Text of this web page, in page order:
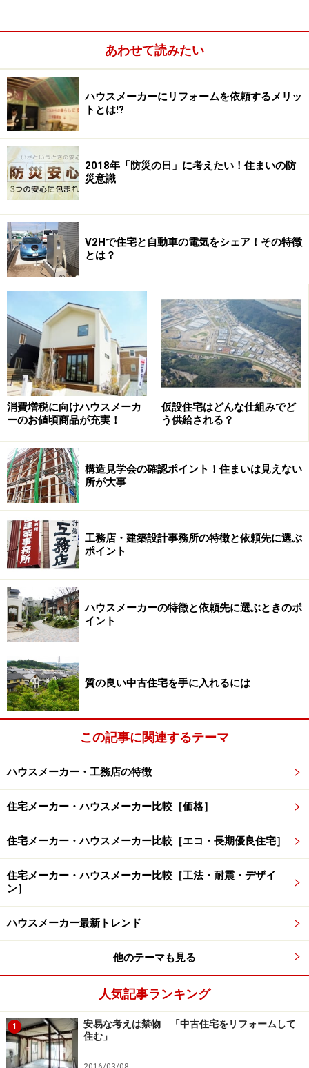
来年10月の消費税率10％へのアップ、相続税の改正など、こ
れからは私たちの暮らしの中で税負担がより重くのしかかり
そう。住まいの中で何か対策をしたいものだ
太陽光発電システムの搭載は環境保全が重要視される
今、最もホットな選択肢の一つです。補助金制度が充実
しいますし、現在ではパネルの効率向上や設置の仕方が
工夫されているため、標準的な建物であっても平均で容
量4kwくらいは屋根の上に載せられるようになりまし
た。
このくらい搭載できると明らかに光熱費が削減できます
し、うまくいくとそこそこの売電収入も確保できます。
さらに、10kw以上のシステムを搭載できれば「再生可能
エネルギーの固定買取制度」が活用できます。現在買取
価格は37.8円（36円+税、3月末まで）ですが20年間の固
定ですから、下手な金融商品より安全で、安定した利回
りが期待できます。
私たちが忘れてはいけないのが、太陽光発電システムの
売電による利用者のメリットは、元はといえば私たちの
税金だということです。設置については補助金も出ます
し、月々の光熱費削減も期待できます。ですので、今の
住まいづくりにおいては太陽光発電システムは付けた方
がお得なアイテムだと明らかにいえます。
賃貸住宅経営はなぜ相続税対策になるの？
10年前に戸建て住宅を取得した私の知人は、「今の現状
を考えると太陽光発電システムがあればいいなと思う」
といい、リフォームで設置しました。10年前は補助金が
ありませんでしたから、太陽光発電システムを搭載する
ことは頭になかったそうです。
太陽光発電システムを後付けで設置する場合、新築時に設置
する場合より費用がかさむほか、屋根を含む外観を損なうこ
とも多いため注意が必要だ（クリックすると拡大します）
しかし、後付けだと設置費用がかなりかさんだといいま
す。一般的に後付けの場合、建物の美観も損ないがちに
あわせて読みたい
ハウスメーカーにリフォームを依頼するメリッ
トとは!?
2018年「防災の日」に考えたい！住まいの防
災意識
V2Hで住宅と自動車の電気をシェア！その特徴
とは？
消費増税に向けハウスメーカ
ーのお値頃商品が充実！
仮設住宅はどんな仕組みでど
う供給される？
構造見学会の確認ポイント！住まいは見えない
所が大事
工務店・建築設計事務所の特徴と依頼先に選ぶ
ポイント
ハウスメーカーの特徴と依頼先に選ぶときのポ
イント
質の良い中古住宅を手に入れるには
この記事に関連するテーマ
ハウスメーカー・工務店の特徴
住宅メーカー・ハウスメーカー比較［価格］
住宅メーカー・ハウスメーカー比較［エコ・長期優良住宅］
住宅メーカー・ハウスメーカー比較［工法・耐震・デザイ
ン］
ハウスメーカー最新トレンド
他のテーマも見る
人気記事ランキング
1
安易な考えは禁物 「中古住宅をリフォームして
住む」